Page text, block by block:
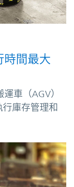
時間最大
車（AGV）
庫存管理和